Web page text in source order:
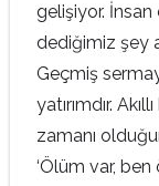
gelişiyor.
dediğimiz şey
Geçmiş
yatırımdır.
zamanı
‘Ölüm var, ben